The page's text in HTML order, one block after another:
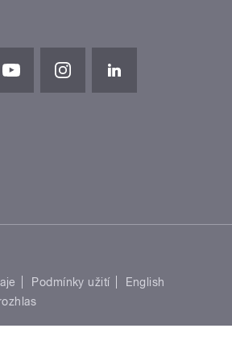
Podmínky užití
English